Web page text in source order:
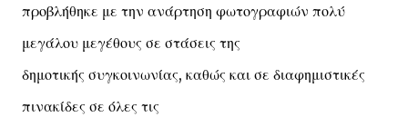
προβλήθηκε με την ανάρτηση φωτογραφιών πολύ
μεγάλου μεγέθους σε στάσεις της
δημοτικής συγκοινωνίας, καθώς και σε διαφημιστικές
πινακίδες σε όλες τις